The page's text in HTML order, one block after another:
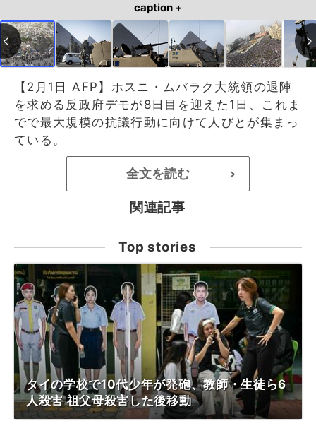
caption +
【2月1日 AFP】ホスニ・ムバラク大統領の退陣
を求める反政府デモが8日目を迎えた1日、これま
でで最大規模の抗議行動に向けて人びとが集まっ
ている。
全文を読む >
関連記事
Top stories
タイの学校で10代少年が発砲、教師・生徒ら6
人殺害 祖父母殺害した後移動